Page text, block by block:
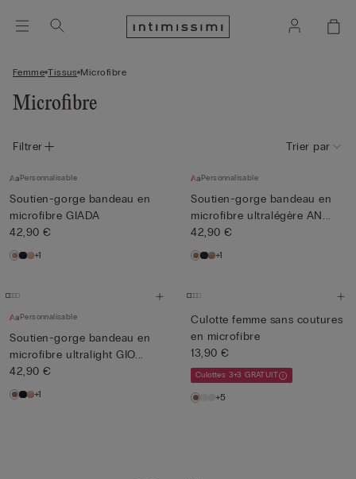
Femme Tissus Microfibre
Microfibre
Filtrer Trier par
Personnalisable
Soutien-gorge bandeau en
microfibre GIADA
42,90 €
+1
Personnalisable
Soutien-gorge bandeau en
microfibre ultralégère AN...
42,90 €
+1
Personnalisable
Soutien-gorge bandeau en
microfibre ultralight GIO...
42,90 €
+1
Culotte femme sans coutures
en microfibre
13,90 €
Culottes 3+3 GRATUIT
+5